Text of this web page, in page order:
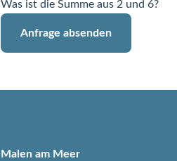
Was ist die Summe aus 2 und 6?
Anfrage absenden
Malen am Meer